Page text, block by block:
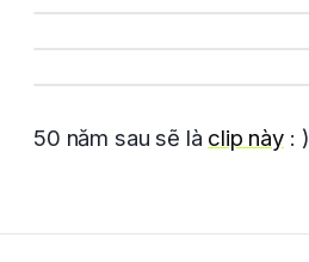
50 năm sau sẽ là clip này : )